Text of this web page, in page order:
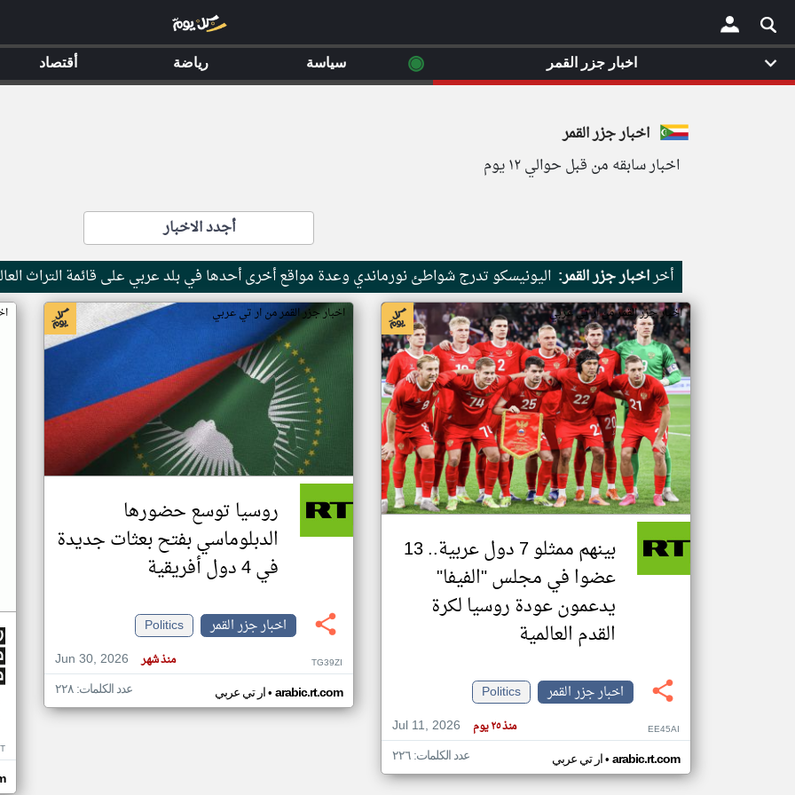
×
اخبار جزر القمر
اخبار سابقه من قبل حوالي ١٢ يوم
أجدد الاخبار
أخراخبار جزر القمر: اليونيسكو تدرج شواطئ نورماندي وعدة مواقع أخرى أحدها في بلد عربي على قائمة التراث
اخبار جزر القمر من ار تي عربي
بينهم ممثلو 7 دول عربية.. 13
عضوا في مجلس "الفيفا"
يدعمون عودة روسيا لكرة
القدم العالمية
اخبار جزر القمر
Politics
Jul 11, 2026
منذ ٢٥ يوم EE45AI
ار تي عربي• arabic.rt.com عدد الكلمات: ٢٢٦
اخبار جزر القمر من ار تي عربي
روسيا توسع حضورها
الدبلوماسي بفتح بعثات جديدة
في 4 دول أفريقية
اخبار جزر القمر
Politics
Jun 30, 2026
منذ شهر TG39ZI
ار تي عربي• arabic.rt.com عدد الكلمات: ٢٢٨
اخبار جزر القمر ◉ سياسة رياضة أقتصاد